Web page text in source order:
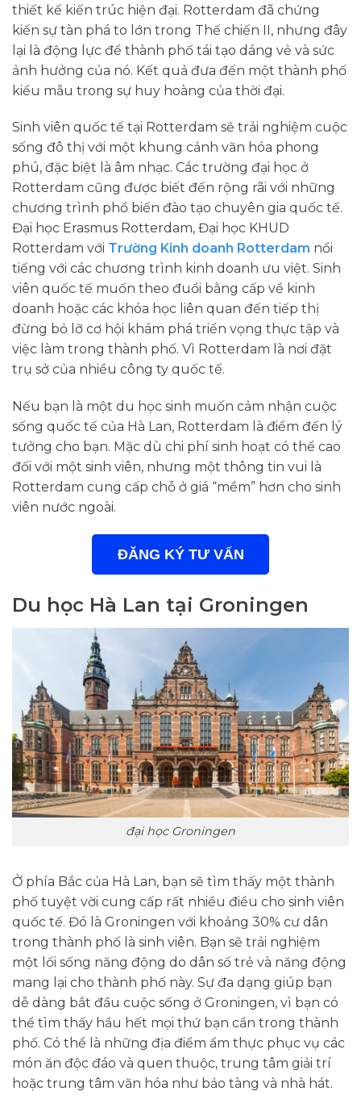
thiết kế kiến trúc hiện đại. Rotterdam đã chứng
kiến sự tàn phá to lớn trong Thế chiến II, nhưng đây
lại là động lực để thành phố tái tạo dáng vẻ và sức
ảnh hưởng của nó. Kết quả đưa đến một thành phố
kiểu mẫu trong sự huy hoàng của thời đại.
Sinh viên quốc tế tại Rotterdam sẽ trải nghiệm cuộc
sống đô thị với một khung cảnh văn hóa phong
phú, đặc biệt là âm nhạc. Các trường đại học ở
Rotterdam cũng được biết đến rộng rãi với những
chương trình phổ biến đào tạo chuyên gia quốc tế.
Đại học Erasmus Rotterdam, Đại học KHUD
Rotterdam với Trường Kinh doanh Rotterdam nổi
tiếng với các chương trình kinh doanh ưu việt. Sinh
viên quốc tế muốn theo đuổi bằng cấp về kinh
doanh hoặc các khóa học liên quan đến tiếp thị
đừng bỏ lỡ cơ hội khám phá triển vọng thực tập và
việc làm trong thành phố. Vì Rotterdam là nơi đặt
trụ sở của nhiều công ty quốc tế.
Nếu bạn là một du học sinh muốn cảm nhận cuộc
sống quốc tế của Hà Lan, Rotterdam là điểm đến lý
tưởng cho bạn. Mặc dù chi phí sinh hoạt có thể cao
đối với một sinh viên, nhưng một thông tin vui là
Rotterdam cung cấp chỗ ở giá “mềm” hơn cho sinh
viên nước ngoài.
ĐĂNG KÝ TƯ VẤN
Du học Hà Lan tại Groningen
đại học Groningen
Ở phía Bắc của Hà Lan, bạn sẽ tìm thấy một thành
phố tuyệt vời cung cấp rất nhiều điều cho sinh viên
quốc tế. Đó là Groningen với khoảng 30% cư dân
trong thành phố là sinh viên. Bạn sẽ trải nghiệm
một lối sống năng động do dân số trẻ và năng động
mang lại cho thành phố này. Sự đa dạng giúp bạn
dễ dàng bắt đầu cuộc sống ở Groningen, vì bạn có
thể tìm thấy hầu hết mọi thứ bạn cần trong thành
phố. Có thể là những địa điểm ẩm thực phục vụ các
món ăn độc đáo và quen thuộc, trung tâm giải trí
hoặc trung tâm văn hóa như bảo tàng và nhà hát.